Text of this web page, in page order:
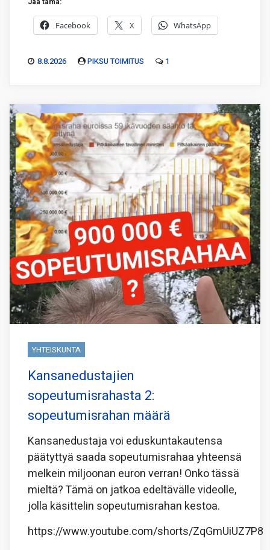
Facebook X WhatsApp
8.8.2026 PIKSU TOIMITUS 1
YHTEISKUNTA
Kansanedustajien
sopeutumisrahasta 2:
sopeutumisrahan määrä
Kansanedustaja voi eduskuntakautensa
päätyttyä saada sopeutumisrahaa yhteensä
melkein miljoonan euron verran! Onko tässä
mieltä? Tämä on jatkoa edeltävälle videolle,
jolla käsittelin sopeutumisrahan kestoa.
https://www.youtube.com/shorts/ZqGmUiUZ7P8